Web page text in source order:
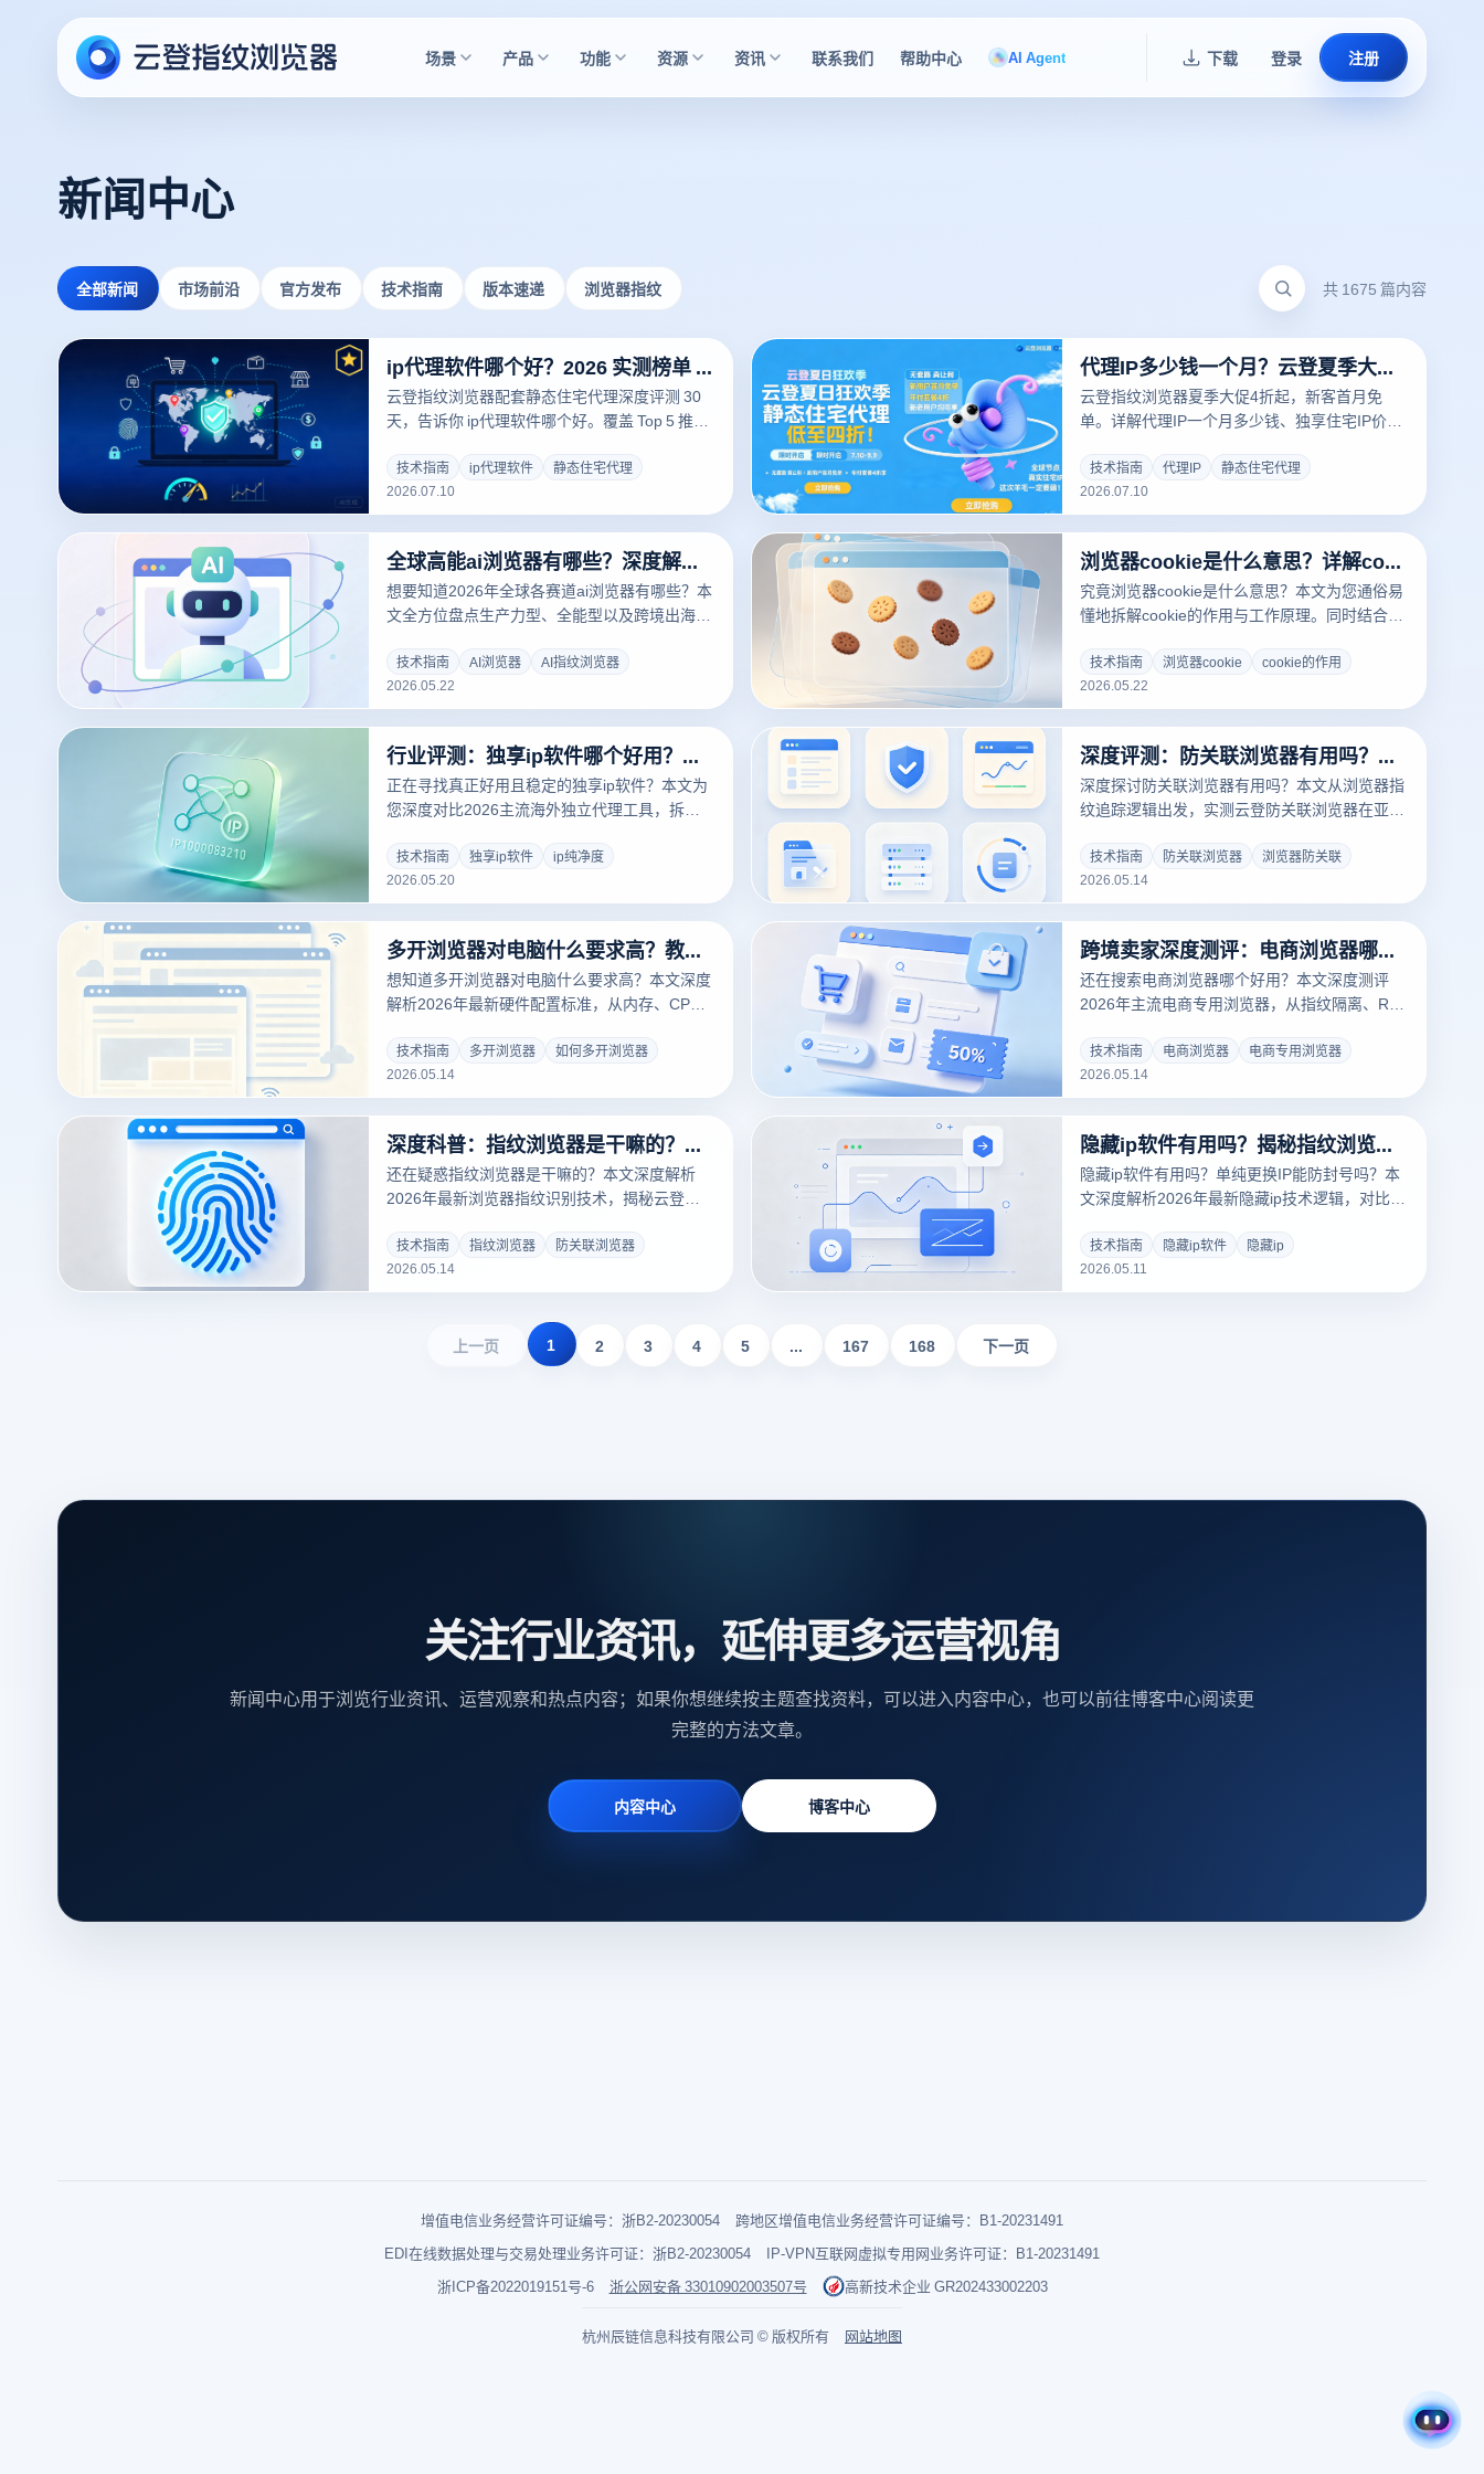
场景 产品 功能 资源 资讯 联系我们 帮助中心 AI Agent 下载 登录 注册
新闻中心
全部新闻 市场前沿 官方发布 技术指南 版本速递 浏览器指纹 共 1675 篇内容
ip代理软件哪个好？2026 实测榜单 Top 5 跨境必收藏
云登指纹浏览器配套静态住宅代理深度评测 30
天，告诉你 ip代理软件哪个好。覆盖 Top 5 推
技术指南 ip代理软件
静态住宅代理
2026.07.10
代理IP多少钱一个月？云登夏季大促静态住宅代理4折起，新客首月免单
云登指纹浏览器夏季大促4折起，新客首月免
单。详解代理IP一个月多少钱、独享住宅IP价格
技术指南 代理IP
静态住宅代理
2026.07.10
全球高能ai浏览器有哪些？深度解析ai指纹浏览器在跨境矩阵中的颠覆性进化
想要知道2026年全球各赛道ai浏览器有哪些？本
文全方位盘点生产力型、全能型以及跨境出海专
解密AI风控时代下，如何利用内核级防关联与智
能化行为模拟保障多账号安全，助您轻松破局出
海流量红利！
技术指南 AI浏览器
AI指纹浏览器
2026.05.22
浏览器cookie是什么意思？详解cookie的作用与多店防关联隔离深度闭环
究竟浏览器cookie是什么意思？本文为您通俗易
懂地拆解cookie的作用与工作原理。同时结合跨
营中如何利用云登指纹浏览器实现Cookie的深度
沙盒隔离，彻底告别店铺关联封号风险！
技术指南 浏览器cookie
cookie的作用
2026.05.22
行业评测：独享ip软件哪个好用？高ip纯净度跨境网络与指纹浏览器协同方案
正在寻找真正好用且稳定的独享ip软件？本文为
您深度对比2026主流海外独立代理工具，拆解ip
指纹浏览器，详解如何从网络层与硬件指纹层构
建全方位的多店铺防关联安全屏障，规避平台AI
风控风险。
技术指南 独享ip软件
ip纯净度
2026.05.20
深度评测：防关联浏览器有用吗？揭秘跨境矩阵运营的“防封号”底层技术真相
深度探讨防关联浏览器有用吗？本文从浏览器指
纹追踪逻辑出发，实测云登防关联浏览器在亚马
解浏览器防关联核心原理、RPA自动化提效及硬
件隔离技术，助您打破关联封号魔咒，构建稳健
的跨境账号矩阵资产。
技术指南 防关联浏览器
浏览器防关联
2026.05.14
多开浏览器对电脑什么要求高？教你如何多开浏览器实现矩阵不卡顿
想知道多开浏览器对电脑什么要求高？本文深度
解析2026年最新硬件配置标准，从内存、CPU
云登浏览器独家内核优化技术，教你如何多开浏
览器并实现数百个账号流畅运行，彻底解决掉
线、延迟与卡顿难题。
技术指南 多开浏览器
如何多开浏览器
2026.05.14
跨境卖家深度测评：电商浏览器哪个好用？揭秘云登浏览器的防关联黑科技
还在搜索电商浏览器哪个好用？本文深度测评
2026年主流电商专用浏览器，从指纹隔离、RPA
如何助跨境卖家攻克亚马逊、TikTok、Temu等
多平台风控关联难题。掌握核心选型标准，保障
账号资产安全，实现人效翻倍。
技术指南 电商浏览器
电商专用浏览器
2026.05.14
深度科普：指纹浏览器是干嘛的？从防关联原理到多账号运营的提效真相
还在疑惑指纹浏览器是干嘛的？本文深度解析
2026年最新浏览器指纹识别技术，揭秘云登指
跨境电商、社交媒体矩阵的防关联难题。涵盖多
账号管理、RPA自动化提效及核心安全策略，助
您保障数字资产安全，实现规模化业务增长。
技术指南 指纹浏览器
防关联浏览器
2026.05.14
隐藏ip软件有用吗？揭秘指纹浏览器与隐藏ip在防关联中的核心真相
隐藏ip软件有用吗？单纯更换IP能防封号吗？本
文深度解析2026年最新隐藏ip技术逻辑，对比虚
合云登指纹浏览器的环境隔离与WebRTC防泄露
功能，为您提供跨境电商、社媒矩阵多账号防关
技术指南 隐藏ip软件
隐藏ip
2026.05.11
上一页 1 2 3 4 5 ... 167 168 下一页
关注行业资讯，延伸更多运营视角
新闻中心用于浏览行业资讯、运营观察和热点内容；如果你想继续按主题查找资料，可以进入内容中心，也可以前往博客中心阅读更
完整的方法文章。
内容中心 博客中心
增值电信业务经营许可证编号：浙B2-20230054
跨地区增值电信业务经营许可证编号：B1-20231491
EDI在线数据处理与交易处理业务许可证：浙B2-20230054
IP-VPN互联网虚拟专用网业务许可证：B1-20231491
浙ICP备2022019151号-6
浙公网安备 33010902003507号 高新技术企业 GR202433002203
杭州辰链信息科技有限公司 © 版权所有 网站地图